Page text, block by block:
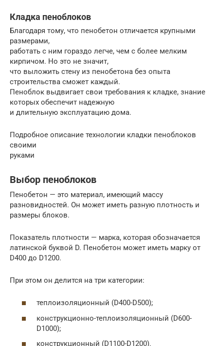
Кладка пеноблоков
Благодаря тому, что пенобетон отличается крупными
размерами,
работать с ним гораздо легче, чем с более мелким
кирпичом. Но это не значит,
что выложить стену из пенобетона без опыта
строительства сможет каждый.
Пеноблок выдвигает свои требования к кладке, знание
которых обеспечит надежную
и длительную эксплуатацию дома.
Подробное описание технологии кладки пеноблоков
своими
руками
Выбор пеноблоков
Пенобетон — это материал, имеющий массу
разновидностей. Он может иметь разную плотность и
размеры блоков.
Показатель плотности — марка, которая обозначается
латинской буквой D. Пенобетон может иметь марку от
D400 до D1200.
При этом он делится на три категории:
теплоизоляционный (D400-D500);
конструкционно-теплоизоляционный (D600-
D1000);
конструкционный (D1100-D1200).